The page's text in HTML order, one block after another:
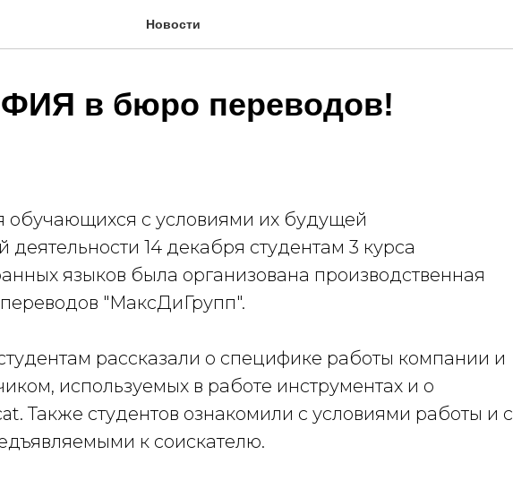
Новости
в бюро переводов!
обучающихся с условиями их будущей
14 декабря студентам 3 курса
языков была организована производственная
"МаксДиГрупп".
рассказали о специфике работы компании и
используемых в работе инструментах и о
Также студентов ознакомили с условиями работы и с
к соискателю.